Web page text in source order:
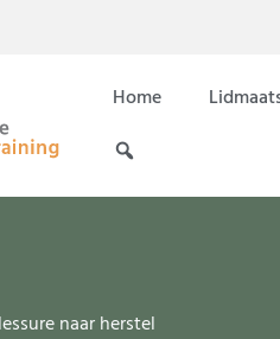
Home
naar herstel